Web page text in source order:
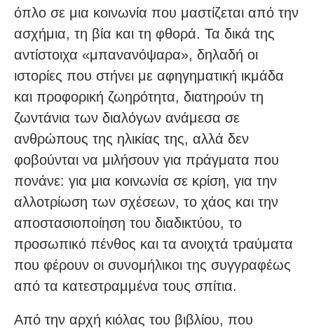
όπλο σε μια κοινωνία που μαστίζεται από την
ασχήμια, τη βία και τη φθορά. Τα δικά της
αντίστοιχα «μπανανόψαρα», δηλαδή οι
ιστορίες που στήνει με αφηγηματική ικμάδα
και προφορική ζωηρότητα, διατηρούν τη
ζωντάνια των διαλόγων ανάμεσα σε
ανθρώπους της ηλικίας της, αλλά δεν
φοβούνται να μιλήσουν για πράγματα που
πονάνε: για μια κοινωνία σε κρίση, για την
αλλοτρίωση των σχέσεων, το χάος και την
αποστασιοποίηση του διαδικτύου, το
προσωπικό πένθος και τα ανοιχτά τραύματα
που φέρουν οι συνομήλικοι της συγγραφέως
από τα κατεστραμμένα τους σπίτια.
Από την αρχή κιόλας του βιβλίου, που